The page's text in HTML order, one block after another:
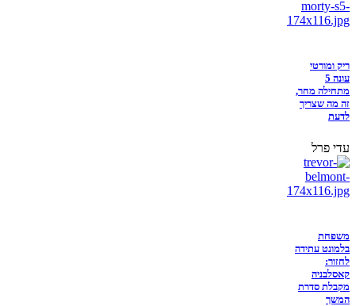
ריק ומורטי
עונה 5
מתחילה מחר,
זה מה שצריך
לדעת
עדי פרל
משפחת
בלמונט עתידה
לחזור:
קאסלבניה
מקבלת סדרת
המשך